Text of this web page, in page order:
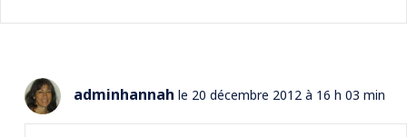
adminhannah le 20 décembre 2012 à 16 h 03 min